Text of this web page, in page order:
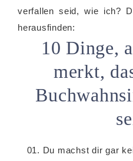
verfallen seid, wie ich?
herausfinden:
10 Dinge,
merkt,
01. Du machst dir gar